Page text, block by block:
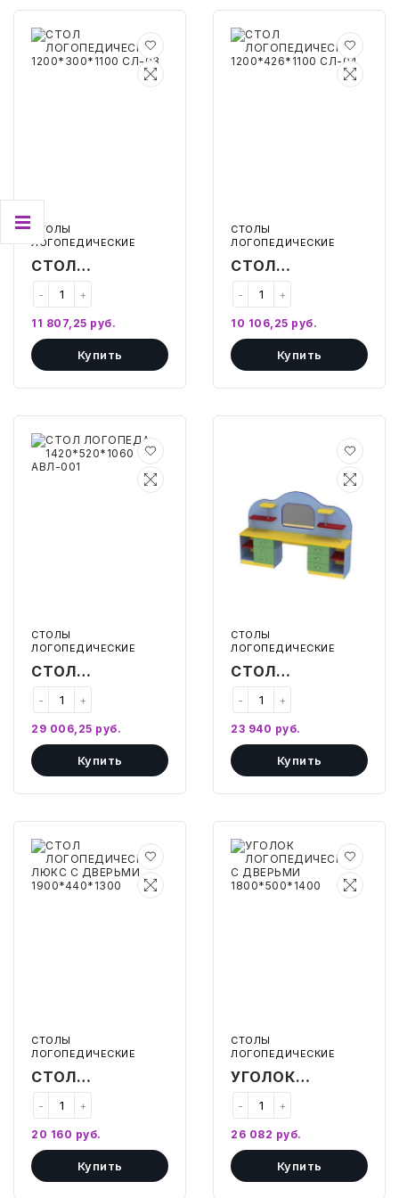
ИГРЫ И ИГРУШКИ
АВТОТОВАРЫ
СТЭМ-ОБРАЗОВАНИЕ
АЛМА-ОБРАЗОВАНИЕ
СТОЛ
ЛОГОПЕДИЧЕСКИЙ
1200*300*1100
СТОЛЫ
ЛОГОПЕДИЧЕСКИЕ
СТОЛ
ЛОГОПЕДИЧЕСКИЙ
1200*300*1100
СЛ-03
+
-
11 807,25 руб.
Купить
СТОЛ
ЛОГОПЕДИЧЕСКИЙ
1200*426*1100
СТОЛЫ
ЛОГОПЕДИЧЕСКИЕ
СТОЛ
ЛОГОПЕДИЧЕСКИЙ
1200*426*1100
СЛ-04
+
-
10 106,25 руб.
Купить
СТОЛ
ЛОГОПЕДА
1420*520*1060
СТОЛЫ
ЛОГОПЕДИЧЕСКИЕ
СТОЛ
ЛОГОПЕДА
1420*520*1060
АВЛ-001
+
-
29 006,25 руб.
Купить
ЛОГОПЕДИЧЕСКИЙ
СТОЛЫ
ЛОГОПЕДИЧЕСКИЕ
СТОЛ
ЛОГОПЕДИЧЕСКИЙ
ЛЮКС
1900*440*1300
+
-
23 940 руб.
Купить
СТОЛ
ЛОГОПЕДИЧЕСКИЙ
ЛЮКС
С
СТОЛЫ
ЛОГОПЕДИЧЕСКИЕ
СТОЛ
ЛОГОПЕДИЧЕСКИЙ
ЛЮКС С
ДВЕРЬМИ
1900*440*1300
+
-
20 160 руб.
Купить
УГОЛОК
ЛОГОПЕДИЧЕСКИЙ
С
ДВЕРЬМИ
СТОЛЫ
ЛОГОПЕДИЧЕСКИЕ
УГОЛОК
ЛОГОПЕДИЧЕСКИЙ
С ДВЕРЬМИ
1800*500*1400
+
-
26 082 руб.
Купить